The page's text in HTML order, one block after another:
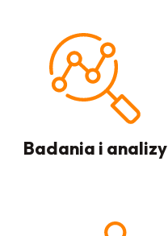
Badania i analizy